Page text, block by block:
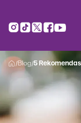
Kartu Perdana AXIS
/Blog/5